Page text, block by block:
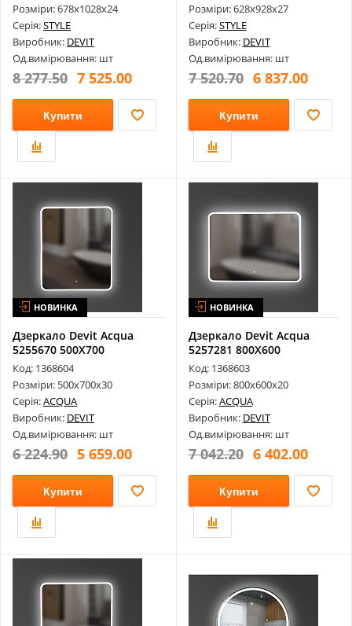
Розміри: 678х1028х24
Серія:STYLE
Виробник: DEVIT
Од.вимірювання: шт
8 277.50 7 525.00
Купити
Розміри: 628х928х27
Серія:STYLE
Виробник: DEVIT
Од.вимірювання: шт
7 520.70 6 837.00
Купити
НОВИНКА
Дзеркало Devit Acqua
5255670 500Х700
Закруглене, з Т...
Код: 1368604
Розміри: 500х700х30
Серія:ACQUA
Виробник: DEVIT
Од.вимірювання: шт
6 224.90 5 659.00
Купити
НОВИНКА
Дзеркало Devit Acqua
5257281 800Х600
Закруглене, з Т...
Код: 1368603
Розміри: 800х600х20
Серія:ACQUA
Виробник: DEVIT
Од.вимірювання: шт
7 042.20 6 402.00
Купити